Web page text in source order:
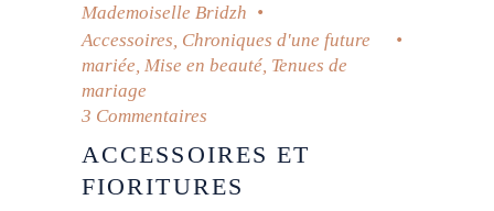
Mademoiselle Bridzh
Accessoires, Chroniques d'une future
mariée, Mise en beauté, Tenues de
mariage
3 Commentaires
ACCESSOIRES ET
FIORITURES